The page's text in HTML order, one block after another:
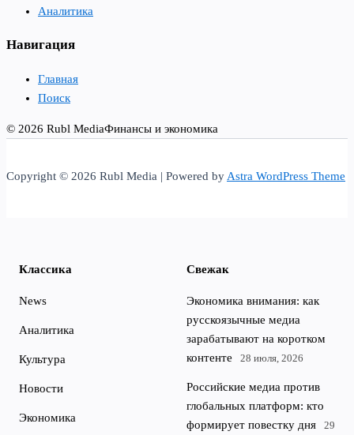
Аналитика
Навигация
Главная
Поиск
© 2026 Rubl MediaФинансы и экономика
Copyright © 2026 Rubl Media | Powered by Astra WordPress Theme
Классика
News
Аналитика
Культура
Новости
Экономика
Свежак
Экономика внимания: как
русскоязычные медиа
зарабатывают на коротком
контенте
28 июля, 2026
Российские медиа против
глобальных платформ: кто
формирует повестку дня
29